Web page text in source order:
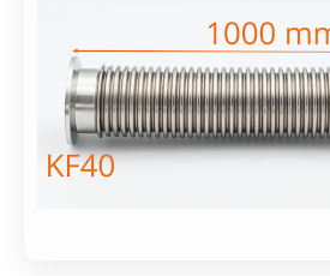
(1m)
In den Warenkorb